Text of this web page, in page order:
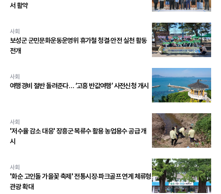
서 활약
사회
보성군 군민문화운동운영위 휴가철 청결·안전 실천 활동
전개
사회
여행경비 절반 돌려준다… ‘고흥 반값여행’ 사전신청 개시
사회
'저수율 감소 대응' 장흥군 복류수 활용 농업용수 공급 개
시
사회
'화순 고인돌 가을꽃 축제' 전통시장·파크골프 연계 체류형
관광 확대